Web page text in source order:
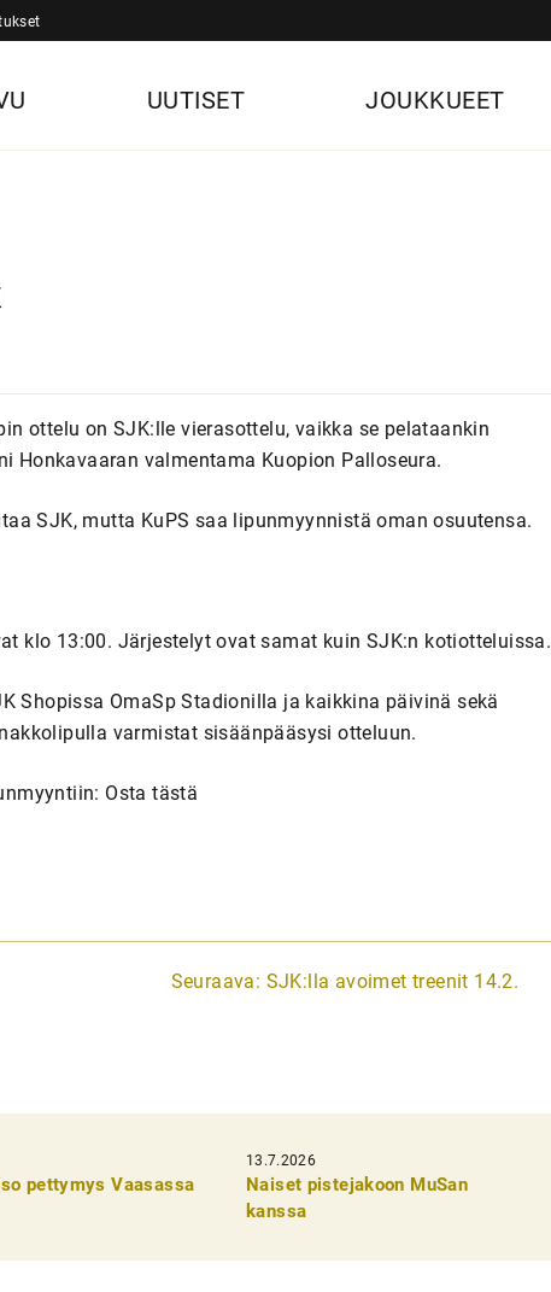
UUTISET JOUKKUEET
ottelu on SJK:lle vierasottelu, vaikka se pelataankin
Honkavaaran valmentama Kuopion Palloseura.
SJK, mutta KuPS saa lipunmyynnistä oman osuutensa.
klo 13:00. Järjestelyt ovat samat kuin SJK:n kotiotteluissa.
Shopissa OmaSp Stadionilla ja kaikkina päivinä sekä
varmistat sisäänpääsysi otteluun.
Osta tästä
Seuraava: SJK:lla avoimet treenit 14.2.
pettymys Vaasassa
13.7.2026
Naiset pistejakoon MuSan
kanssa